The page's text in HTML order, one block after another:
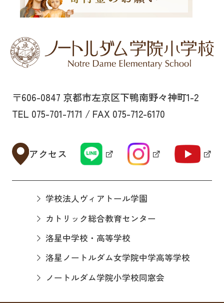
〒606-0847 京都市左京区下鴨南野々神町1-2
TEL 075-701-7171 / FAX 075-712-6170
アクセス
学校法人ヴィアトール学園
カトリック総合教育センター
洛星中学校・高等学校
洛星ノートルダム女学院中学高等学校
ノートルダム学院小学校同窓会